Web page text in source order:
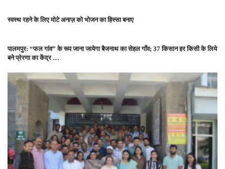
स्वस्थ रहने के लिए मोटे अनाज़ को भोजन का हिस्सा बनाए
पालमपुर: “फल गांव” के रूप जाना जायेगा बैजनाथ का सेहल गाँव; 37 किसान हर किसी के लिये
बने प्रेरणा का केंद्र …